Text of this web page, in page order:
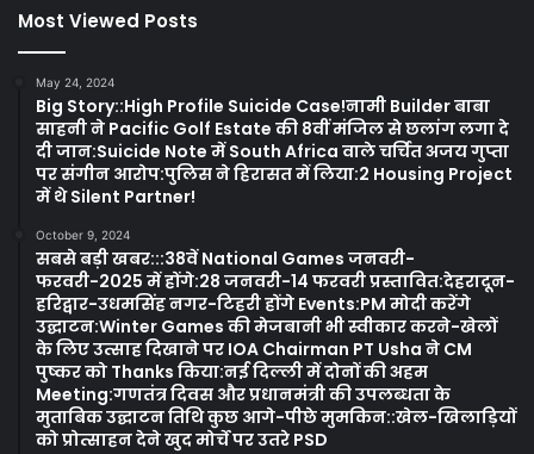
Most Viewed Posts
May 24, 2024
Big Story::High Profile Suicide Case!नामी Builder बाबा
साहनी ने Pacific Golf Estate की 8वीं मंजिल से छलांग लगा दे
दी जान:Suicide Note में South Africa वाले चर्चित अजय गुप्ता
पर संगीन आरोप:पुलिस ने हिरासत में लिया:2 Housing Project
में थे Silent Partner!
October 9, 2024
सबसे बड़ी खबर:::38वें National Games जनवरी-
फरवरी-2025 में होंगे:28 जनवरी-14 फरवरी प्रस्तावित:देहरादून-
हरिद्वार-उधमसिंह नगर-टिहरी होंगे Events:PM मोदी करेंगे
उद्घाटन:Winter Games की मेजबानी भी स्वीकार करने-खेलों
के लिए उत्साह दिखाने पर IOA Chairman PT Usha ने CM
पुष्कर को Thanks किया:नई दिल्ली में दोनों की अहम
Meeting:गणतंत्र दिवस और प्रधानमंत्री की उपलब्धता के
मुताबिक उद्घाटन तिथि कुछ आगे-पीछे मुमकिन::खेल-खिलाड़ियों
को प्रोत्साहन देने खुद मोर्चे पर उतरे PSD